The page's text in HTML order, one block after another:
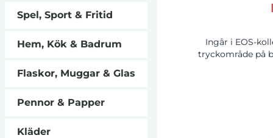
Spel, Sport & Fritid
Hem, Kök & Badrum
Flaskor, Muggar & Glas
Pennor & Papper
Kläder
Ingår i EOS-
tryckområde på